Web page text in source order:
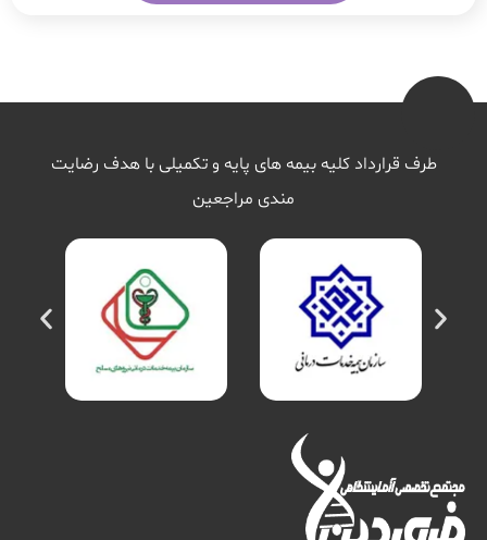
طرف قرارداد کلیه بیمه های پایه و تکمیلی با هدف رضایت
مندی مراجعین